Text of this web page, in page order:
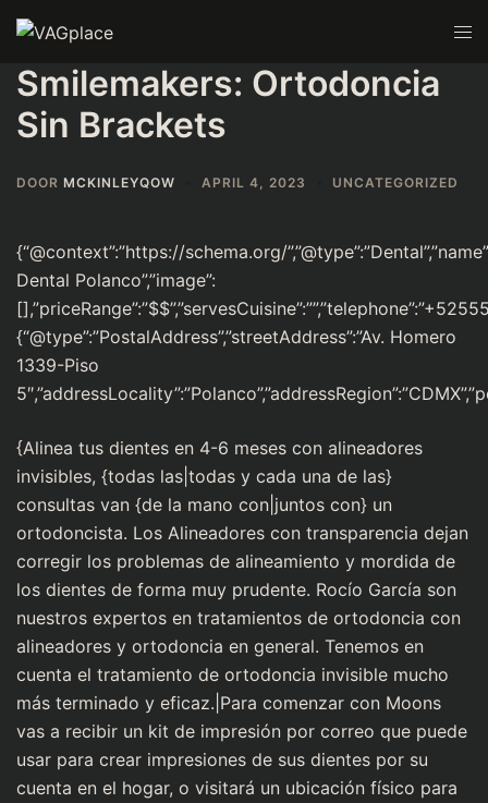
Smilemakers: Ortodoncia
Sin Brackets
DOOR MCKINLEYQOW APRIL 4, 2023 UNCATEGORIZED
{“@context”:”https://schema.org/
Dental Polanco”,”image”:
{“@type”:”PostalAddress”,”streetAddress”:”Av. Homero
1339-Piso
{Alinea tus dientes en 4-6 meses con alineadores
invisibles, {todas las|todas y cada una de las}
consultas van {de la mano con|juntos con} un
ortodoncista. Los Alineadores con transparencia dejan
corregir los problemas de alineamiento y mordida de
los dientes de forma muy prudente. Rocío García son
nuestros expertos en tratamientos de ortodoncia con
alineadores y ortodoncia en general. Tenemos en
cuenta el tratamiento de ortodoncia invisible mucho
más terminado y eficaz.|Para comenzar con Moons
vas a recibir un kit de impresión por correo que puede
usar para crear impresiones de sus dientes por su
cuenta en el hogar, o visitará un ubicación físico para